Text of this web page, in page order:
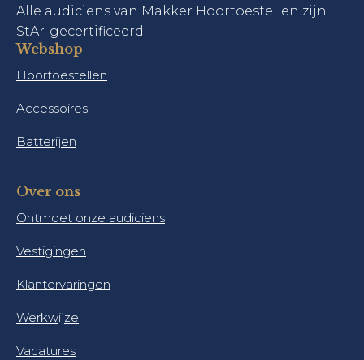
Alle audiciens van Makker Hoortoestellen zijn
StAr-gecertificeerd.
Webshop
Hoortoestellen
Accessoires
Batterijen
Over ons
Ontmoet onze audiciens
Vestigingen
Klantervaringen
Werkwijze
Vacatures